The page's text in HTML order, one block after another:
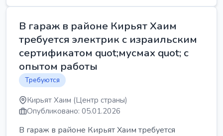
В гараж в районе Кирьят Хаим
требуется электрик с израильским
сертификатом quot;мусмах quot; с
опытом работы
Требуются
Кирьят Хаим (Центр страны)
Опубликовано: 05.01.2026
В гараж в районе Кирьят Хаим требуется